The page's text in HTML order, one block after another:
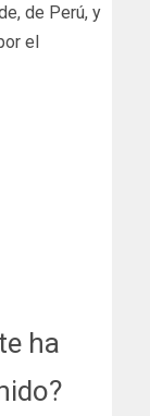
de Perú, y
el
ha